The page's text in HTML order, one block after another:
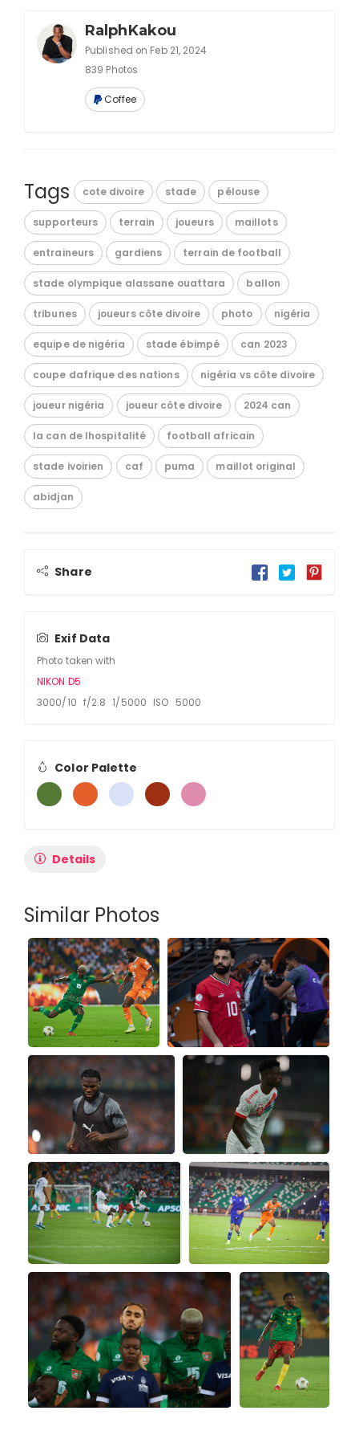
RalphKakou
Published on Feb 21, 2024
839 Photos
Coffee
Tags cote divoire stade pélouse
supporteurs terrain joueurs maillots
entraineurs gardiens terrain de football
stade olympique alassane ouattara ballon
tribunes joueurs côte divoire photo nigéria
equipe de nigéria stade ébimpé can 2023
coupe dafrique des nations nigéria vs côte divoire
joueur nigéria joueur côte divoire 2024 can
la can de lhospitalité football africain
stade ivoirien caf puma maillot original
abidjan
Share
Exif Data
Photo taken with
NIKON D5
3000/10 f/2.8 1/5000 ISO 5000
Color Palette
Details
Similar Photos